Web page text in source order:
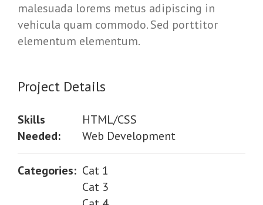
malesuada lorems metus adipiscing in
vehicula quam commodo. Sed porttitor
elementum elementum.
Project Details
Skills
Needed:
HTML/CSS
Web Development
Categories: Cat 1
Cat 3